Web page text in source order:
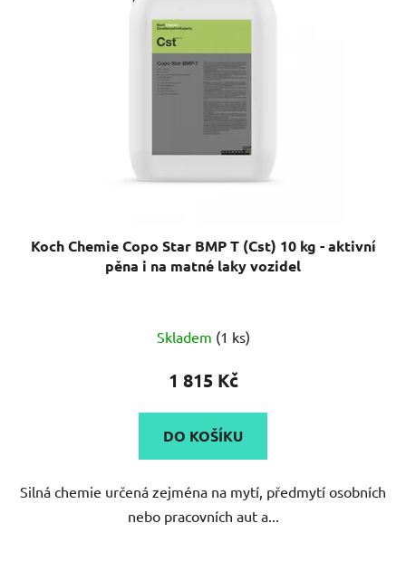
Koch Chemie Copo Star BMP T (Cst) 10 kg - aktivní
pěna i na matné laky vozidel
Skladem (1 ks)
1 815 Kč
DO KOŠÍKU
Silná chemie určená zejména na mytí, předmytí osobních
nebo pracovních aut a...